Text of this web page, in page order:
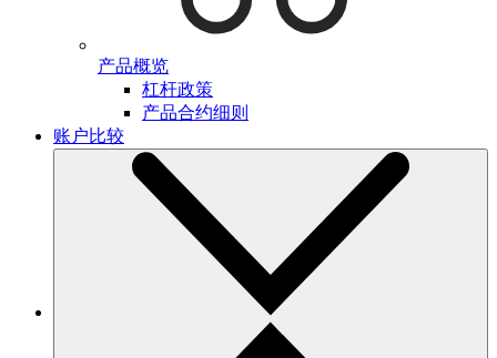
产品概览
杠杆政策
产品合约细则
账户比较